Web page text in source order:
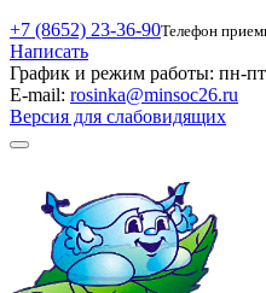
+7 (8652) 23-36-90Телефон
Написать
График и режим работы: пн-
E-mail: rosinka@minsoc26.ru
Версия для слабовидящих